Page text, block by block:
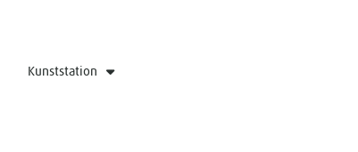
Kunststation